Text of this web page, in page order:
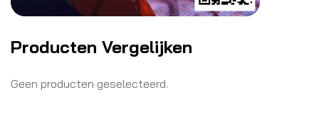
Producten Vergelijken
Geen producten geselecteerd.